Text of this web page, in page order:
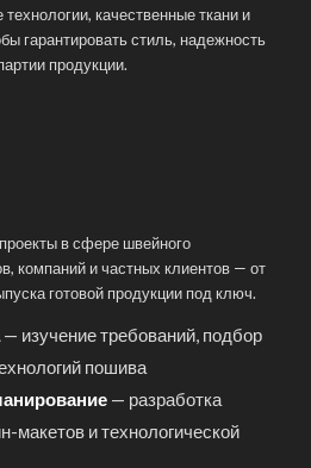
качественные ткани и
гарантировать стиль, надежность
продукции.
в сфере швейного
компаний и частных клиентов — от
готовой продукции под ключ.
— изучение требований, подбор
пошива
— разработка
макетов и технологической